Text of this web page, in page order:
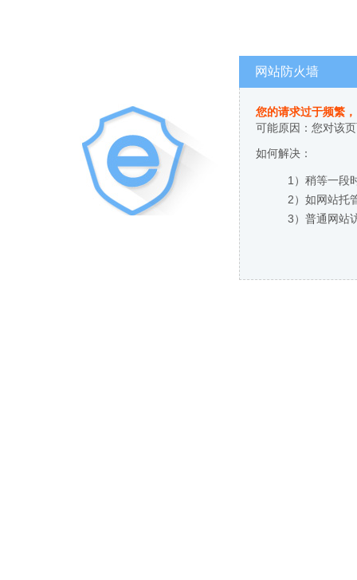
网站防火墙
您的请求过于频繁
可能原因：您对该
如何解决：
1）稍等一段
2）如网站托
3）普通网站